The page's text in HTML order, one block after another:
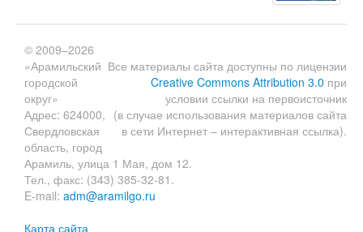
Все материалы сайта доступны по лицензии
Creative Commons Attribution 3.0 при
условии ссылки на первоисточник
(в случае использования материалов сайта
в сети Интернет – интерактивная ссылка).
© 2009–2026
«Арамильский
городской
округ»
Адрес: 624000,
Свердловская
область, город
Арамиль, улица 1 Мая, дом 12.
Тел., факс: (343) 385-32-81.
E-mail: adm@aramilgo.ru
Карта сайта